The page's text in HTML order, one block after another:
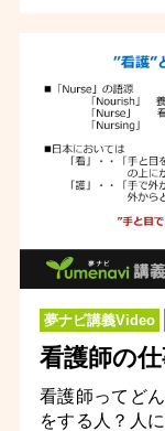
夢ナビ講義Video
看護師の
看護師ってど
をする人？人